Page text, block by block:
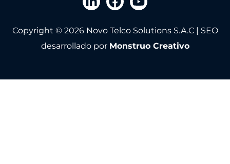
Copyright © 2026 Novo Telco Solutions S.A.C | SEO
desarrollado por Monstruo Creativo